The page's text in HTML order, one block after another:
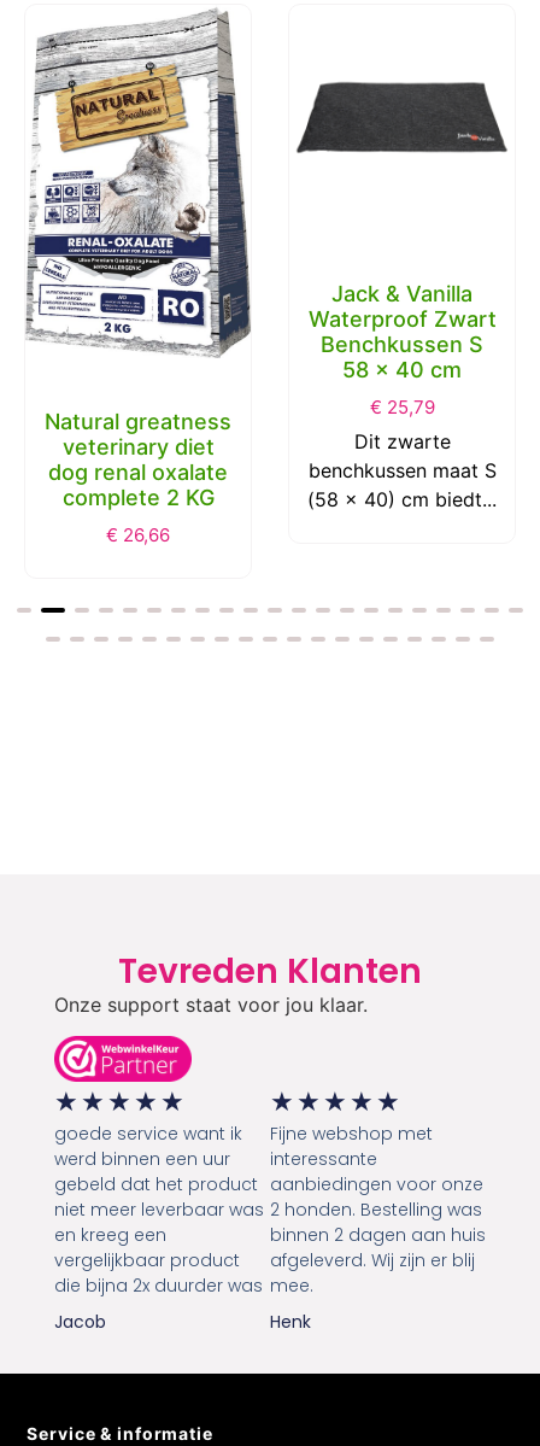
Natural greatness
veterinary diet
dog renal oxalate
complete 2 KG
€ 26,66
Jack & Vanilla
Waterproof Zwart
Benchkussen S
58 x 40 cm
€ 25,79
Dit zwarte
benchkussen maat S
(58 x 40) cm biedt...
Tevreden Klanten
Onze support staat voor jou klaar.
★ ★ ★ ★ ★
goede service want ik
werd binnen een uur
gebeld dat het product
niet meer leverbaar was
en kreeg een
vergelijkbaar product
die bijna 2x duurder was
Jacob
★ ★ ★ ★ ★
Fijne webshop met
interessante
aanbiedingen voor onze
2 honden. Bestelling was
binnen 2 dagen aan huis
afgeleverd. Wij zijn er blij
mee.
Henk
Service & informatie